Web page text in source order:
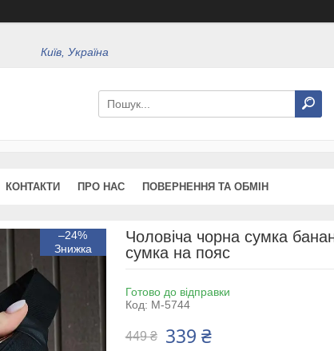
Київ, Україна
КОНТАКТИ ПРО НАС ПОВЕРНЕННЯ ТА ОБМІН
–24%
Чоловіча чорна сумка
сумка на пояс
Готово до відправки
Код: М-5744
449 ₴ 339 ₴